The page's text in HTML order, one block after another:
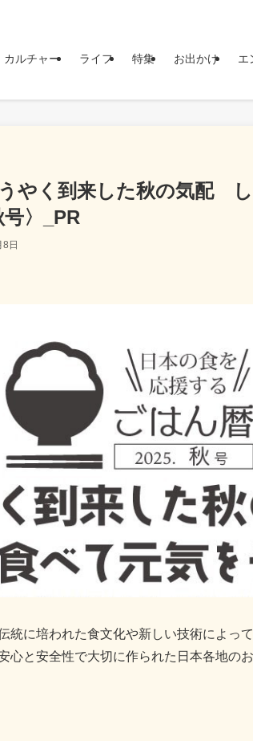
カルチャー ライフ 特集 お出かけ エ
うやく到来した秋の気配
〉_PR
日
統に培われた食文化や新しい技術によっ
心と安全性で大切に作られた日本各地の